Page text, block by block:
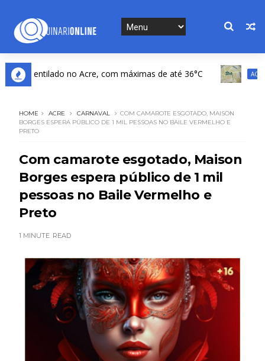
ventilado no Acre, com máximas de até 36°C ACRE
HOME ACRE CARNAVAL
COM CAMAROTE ESGOTADO, MAISON
BORGES ESPERA PÚBLICO DE 1 MIL PESSOAS NO BAILE VERMELHO E
PRETO
Com camarote esgotado, Maison
Borges espera público de 1 mil
pessoas no Baile Vermelho e
Preto
1 MINUTE READ